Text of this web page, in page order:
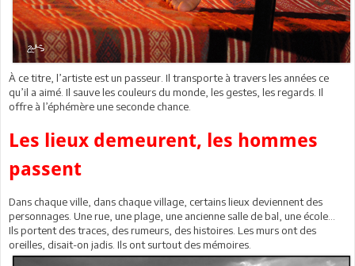
À ce titre, l’artiste est un passeur. Il transporte à travers les années ce
qu’il a aimé. Il sauve les couleurs du monde, les gestes, les regards. Il
offre à l’éphémère une seconde chance.
Les lieux demeurent, les hommes
passent
Dans chaque ville, dans chaque village, certains lieux deviennent des
personnages. Une rue, une plage, une ancienne salle de bal, une école…
Ils portent des traces, des rumeurs, des histoires. Les murs ont des
oreilles, disait-on jadis. Ils ont surtout des mémoires.